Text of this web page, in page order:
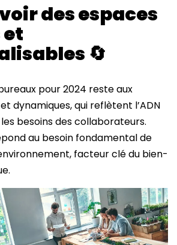
des espaces
🔄
pour 2024 reste aux
dynamiques, qui reflètent l’ADN
besoins des collaborateurs.
au besoin fondamental de
facteur clé du bien-